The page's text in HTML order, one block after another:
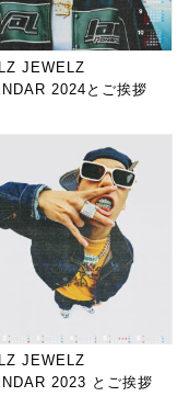
JEWELZ
2024とご挨拶
JEWELZ
2023 とご挨拶